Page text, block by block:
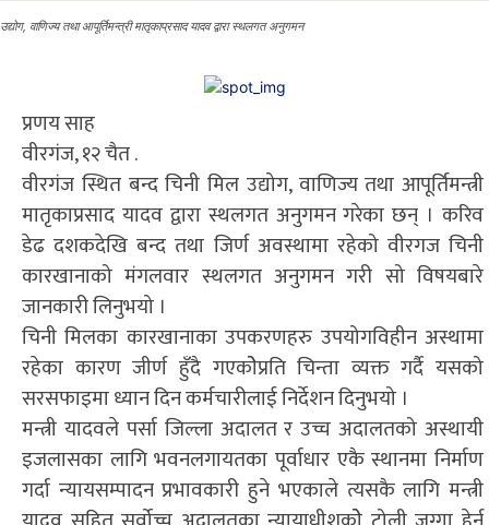
उद्योग, वाणिज्य तथा आपूर्तिमन्त्री मातृकाप्रसाद यादव द्वारा स्थलगत अनुगमन
प्रणय साह
वीरगंज, १२ चैत .
वीरगंज स्थित बन्द चिनी मिल उद्योग, वाणिज्य तथा आपूर्तिमन्त्री
मातृकाप्रसाद यादव द्वारा स्थलगत अनुगमन गरेका छन् । करिव
डेढ दशकदेखि बन्द तथा जिर्ण अवस्थामा रहेको वीरगज चिनी
कारखानाको मंगलवार स्थलगत अनुगमन गरी सो विषयबारे
जानकारी लिनुभयो ।
चिनी मिलका कारखानाका उपकरणहरु उपयोगविहीन अस्थामा
रहेका कारण जीर्ण हुँदै गएकोेप्रति चिन्ता व्यक्त गर्दै यसको
सरसफाइमा ध्यान दिन कर्मचारीलाई निर्देशन दिनुभयो ।
मन्त्री यादवले पर्सा जिल्ला अदालत र उच्च अदालतको अस्थायी
इजलासका लागि भवनलगायतका पूर्वाधार एकै स्थानमा निर्माण
गर्दा न्यायसम्पादन प्रभावकारी हुने भएकाले त्यसकै लागि मन्त्री